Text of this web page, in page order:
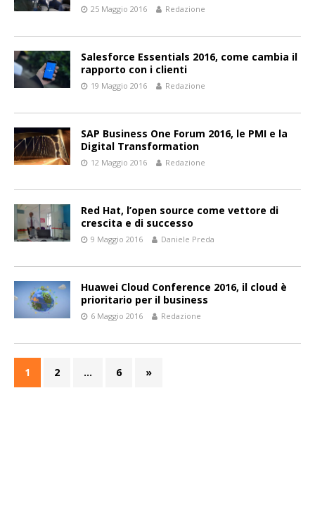
25 Maggio 2016 Redazione
Salesforce Essentials 2016, come cambia il
rapporto con i clienti
19 Maggio 2016 Redazione
SAP Business One Forum 2016, le PMI e la
Digital Transformation
12 Maggio 2016 Redazione
Red Hat, l’open source come vettore di
crescita e di successo
9 Maggio 2016 Daniele Preda
Huawei Cloud Conference 2016, il cloud è
prioritario per il business
6 Maggio 2016 Redazione
1 2 … 6 »